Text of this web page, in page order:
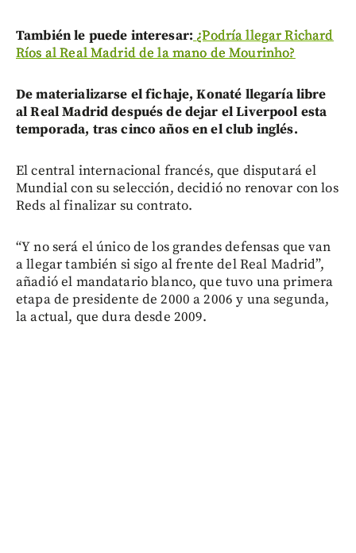
También le puede interesar: ¿Podría llegar Richard
Ríos al Real Madrid de la mano de Mourinho?
De materializarse el fichaje, Konaté llegaría libre
al Real Madrid después de dejar el Liverpool esta
temporada, tras cinco años en el club inglés.
El central internacional francés, que disputará el
Mundial con su selección, decidió no renovar con los
Reds al finalizar su contrato.
“Y no será el único de los grandes defensas que van
a llegar también si sigo al frente del Real Madrid”,
añadió el mandatario blanco, que tuvo una primera
etapa de presidente de 2000 a 2006 y una segunda,
la actual, que dura desde 2009.